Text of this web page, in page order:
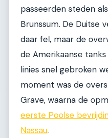
passeerden steden
Brunssum. De Duitse
daar fel, maar de
de Amerikaanse
linies snel gebroken
moment was de
Grave, waarna de
eerste Poolse
Nassau.